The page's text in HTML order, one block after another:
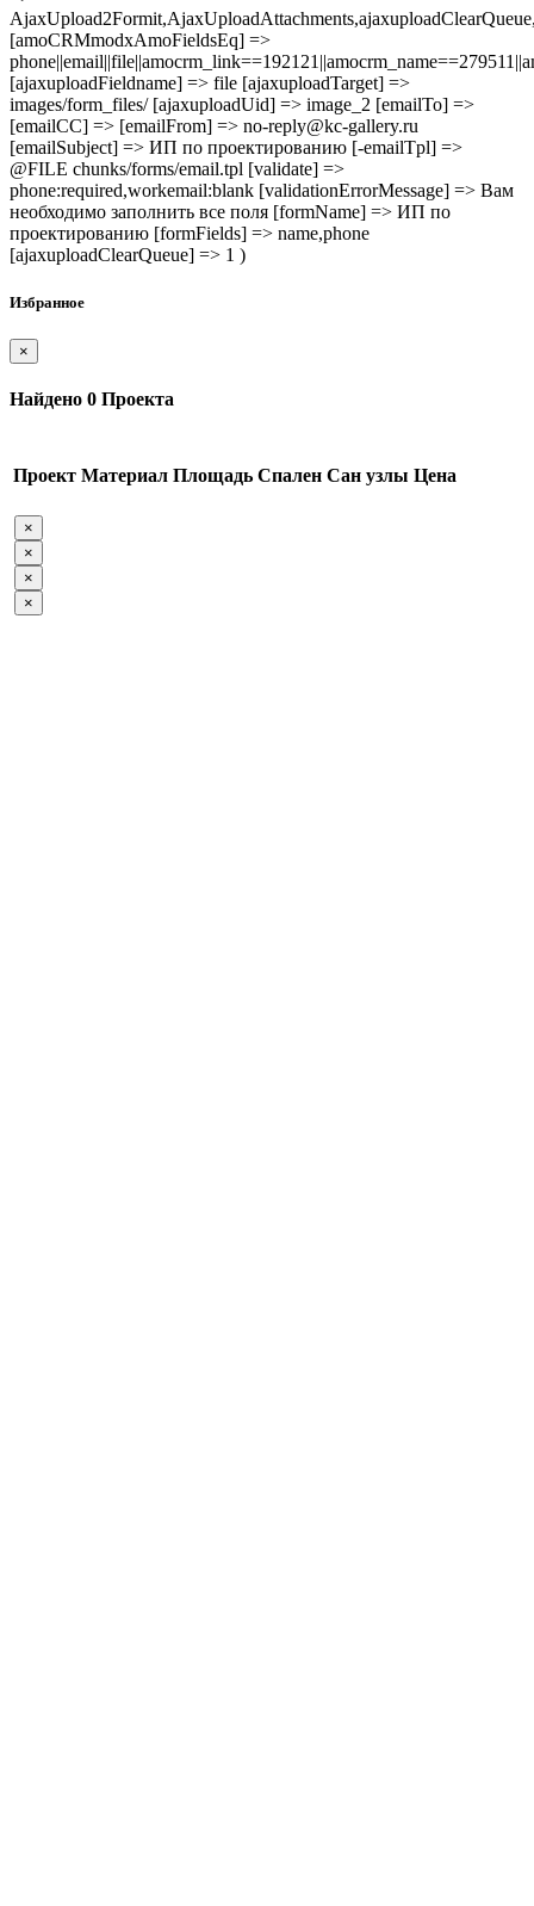
[amoCRMmodxAmoFieldsEq] =>
[ajaxuploadFieldname] => file [ajaxuploadTarget] =>
images/form_files/ [ajaxuploadUid] => image_2 [emailTo] =>
[emailCC] => [emailFrom] => no-reply@kc-gallery.ru
[emailSubject] => ИП по проектированию [-emailTpl] =>
@FILE chunks/forms/email.tpl [validate] =>
phone:required,workemail:blank [validationErrorMessage] => Вам
необходимо заполнить все поля [formName] => ИП по
проектированию [formFields] => name,phone
[ajaxuploadClearQueue] => 1 )
Избранное
×
Найдено 0 Проекта
Проект Материал Площадь Спален Сан узлы Цена
×
×
×
×